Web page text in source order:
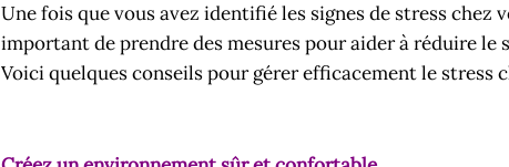
Une fois que vous avez identifié les signes de stress
important de prendre des mesures pour aider à réduire
Voici quelques conseils pour gérer efficacement le stress